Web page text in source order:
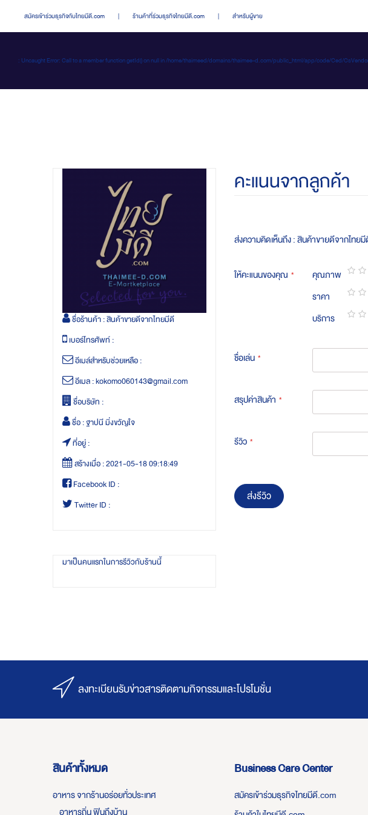
สมัครเข้าร่วมธุรกิจกับไทยมีดี.com | ร้านค้าที่ร่วมธุรกิจไทยมีดี.com | สำหรับผู้ขาย
: Uncaught Error: Call to a member function getId() on null in /home/thaimeed/domains/thaimee-d.com/public_html/app/code/Ced/
ชื่อร้านค้า :สินค้าขายดีจากไทยมีดี
เบอร์โทรศัพท์ :
อีเมล์สำหรับช่วยเหลือ :
อีเมล :kokomo060143@gmail.com
ชื่อบริษัท :
ชื่อ :ฐาปนี มิ่งขวัญใจ
ที่อยู่ :
สร้างเมื่อ :2021-05-18 09:18:49
Facebook ID :
Twitter ID :
มาเป็นคนแรกในการรีวิวกับร้านนี้
คะแนนจากลูกค้า
ส่งความคิดเห็นถึง : สินค้าขายดีจากไทย
ให้คะแนนของคุณ คุณภาพ
1
star
2
stars
3
stars
4
stars
5
stars
ราคา
1
star
2
stars
3
stars
4
stars
5
stars
บริการ
ชื่อเล่น
สรุปค่าสินค้า
รีวิว
ส่งรีวิว
ลงทะเบียนรับข่าวสารติดตามกิจกรรมและโปรโมชั่น
สินค้าทั้งหมด
อาหาร จากร้านอร่อยทั่วประเทศ
อาหารถิ่น ฟินถึงบ้าน
Business Care Center
สมัครเข้าร่วมธุรกิจไทยมีดี.com